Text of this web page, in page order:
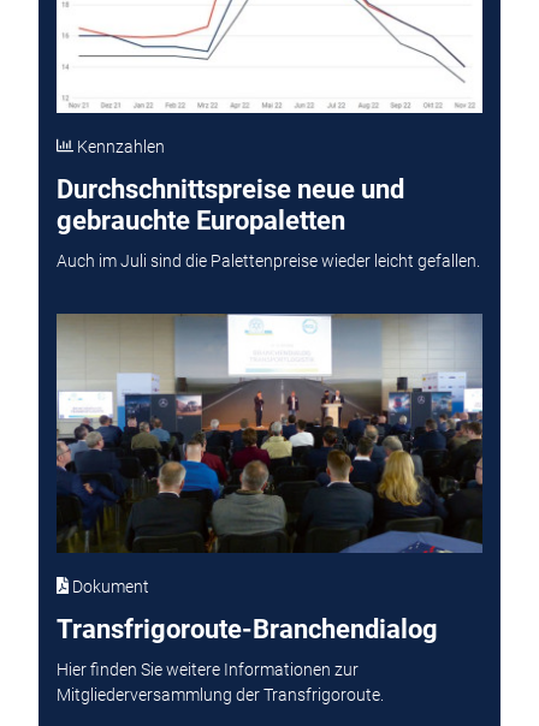
Kennzahlen
Durchschnittspreise neue und
gebrauchte Europaletten
Auch im Juli sind die Palettenpreise wieder leicht gefallen.
Dokument
Transfrigoroute-Branchendialog
Hier finden Sie weitere Informationen zur
Mitgliederversammlung der Transfrigoroute.